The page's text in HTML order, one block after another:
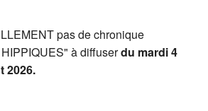
pas de chronique
à diffuserdu mardi 4
2026.